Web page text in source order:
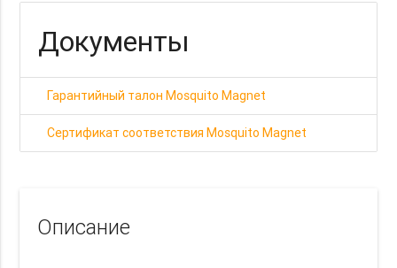
Документы
Гарантийный талон Mosquito Magnet
Сертификат соответствия Mosquito Magnet
Описание